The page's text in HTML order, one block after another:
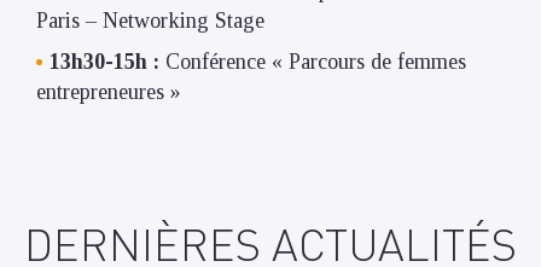
Paris – Networking Stage
13h30-15h : Conférence « Parcours de femmes
entrepreneures »
DERNIÈRES ACTUALITÉS